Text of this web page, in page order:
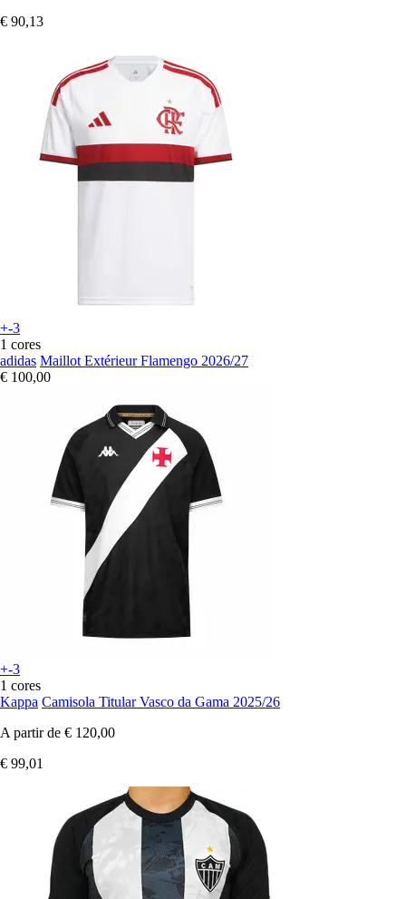
€ 90,13
+-3
1 cores
adidas Maillot Extérieur Flamengo 2026/27
€ 100,00
+-3
1 cores
Kappa Camisola Titular Vasco da Gama 2025/26
A partir de € 120,00
€ 99,01